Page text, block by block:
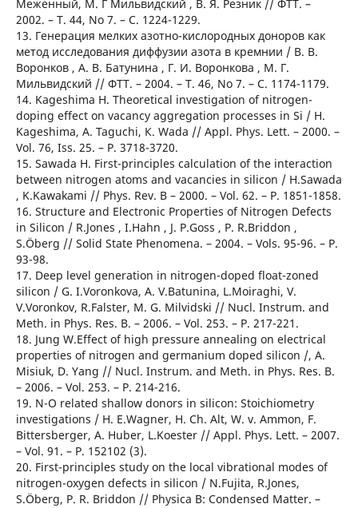
Меженный, М. Г Мильвидский , В. Я. Резник // ФТТ. –
2002. – Т. 44, No 7. – С. 1224-1229.
13. Генерация мелких азотно-кислородных доноров как
метод исследования диффузии азота в кремнии / В. В.
Воронков , А. В. Батунина , Г. И. Воронкова , М. Г.
Мильвидский // ФТТ. – 2004. – Т. 46, No 7. – С. 1174-1179.
14. Kageshima Н. Theoretical investigation of nitrogen-
doping effect on vacancy aggregation processes in Si / Н.
Kageshima, А. Taguchi, К. Wada // Appl. Phys. Lett. – 2000. –
Vol. 76, Iss. 25. – P. 3718-3720.
15. Sawada H. First-principles calculation of the interaction
between nitrogen atoms and vacancies in silicon / H.Sawada
, K.Kawakami // Phys. Rev. B – 2000. – Vol. 62. – P. 1851-1858.
16. Structure and Electronic Properties of Nitrogen Defects
in Silicon / R.Jones , I.Hahn , J. P.Goss , P. R.Briddon ,
S.Öberg // Solid State Phenomena. – 2004. – Vols. 95-96. – P.
93-98.
17. Deep level generation in nitrogen-doped float-zoned
silicon / G. I.Voronkova, A. V.Batunina, L.Moiraghi, V.
V.Voronkov, R.Falster, M. G. Milvidski // Nucl. Instrum. and
Meth. in Phys. Res. B. – 2006. – Vol. 253. – P. 217-221.
18. Jung W.Effect of high pressure annealing on electrical
properties of nitrogen and germanium doped silicon /, A.
Misiuk, D. Yang // Nucl. Instrum. and Meth. in Phys. Res. B.
– 2006. – Vol. 253. – P. 214-216.
19. N-O related shallow donors in silicon: Stoichiometry
investigations / H. E.Wagner, H. Ch. Alt, W. v. Ammon, F.
Bittersberger, А. Huber, L.Koester // Appl. Phys. Lett. – 2007.
– Vol. 91. – P. 152102 (3).
20. First-principles study on the local vibrational modes of
nitrogen-oxygen defects in silicon / N.Fujita, R.Jones,
S.Öberg, P. R. Briddon // Physica B: Condensed Matter. –